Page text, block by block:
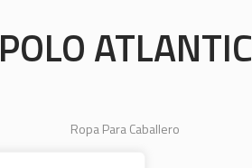
POLO ATLANTIC
Ropa Para Caballero